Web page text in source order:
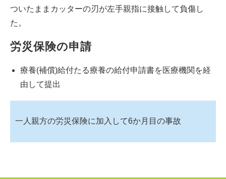
ついたままカッターの刃が左手親指に接触して負傷し
た。
労災保険の申請
療養(補償)給付たる療養の給付申請書を医療機関を経
由して提出
一人親方の労災保険に加入して6か月目の事故